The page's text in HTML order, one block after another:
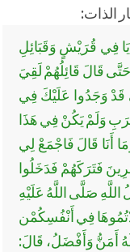
الذات:
فِي قُرَيْشٍ وَقَبَائِلِ
قَالَ قَائِلُهُمْ لَقِيَ
قَدْ وَجَدُوا عَلَيْكَ فِي
وَلَمْ يَكُنْ فِي هَذَا
أَنَا قَالَ فَاجْمَعْ لِي
فَتَرَكَهُمْ فَدَخَلُوا
صَلَّى اللَّهُ عَلَيْهِ
فِي أَنْفُسِكُمْن
أَمَنُّ وَأَفْضَلُ، قَالَ: